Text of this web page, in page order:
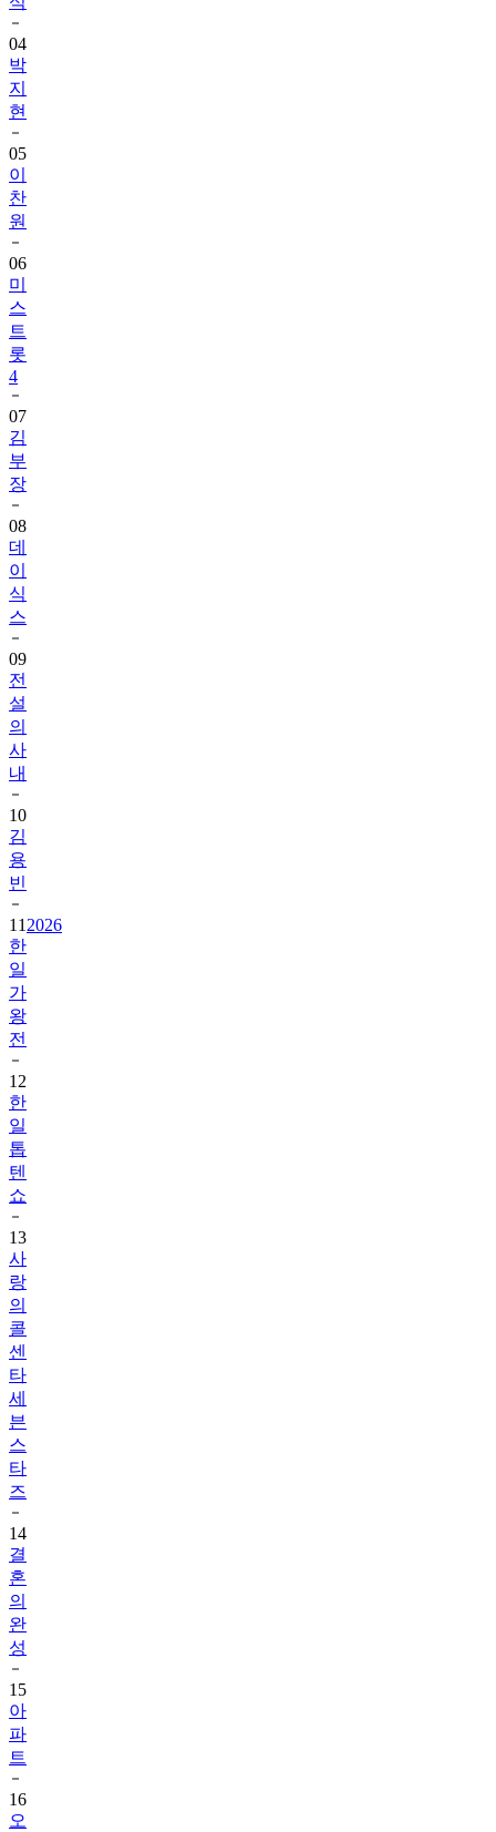
04
박
지
현
05
이
찬
원
06
미
스
트
롯
4
07
김
부
장
08
데
이
식
스
09
전
설
의
사
내
10
김
용
빈
11 2026
한
일
가
왕
전
12
한
일
톱
텐
쇼
13
사
랑
의
콜
센
타
세
븐
스
타
즈
14
결
혼
의
완
성
15
아
파
트
16
오